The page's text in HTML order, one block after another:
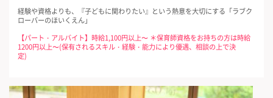
経験や資格よりも、『子どもに関わりたい』という熱意を大切にする「ラブク
ローバーのほいくえん」
【パート・アルバイト】時給1,100円以上〜 ＊保育師資格をお持ちの方は時給
1200円以上〜(保有されるスキル・経験・能力により優遇、相談の上で決
定)